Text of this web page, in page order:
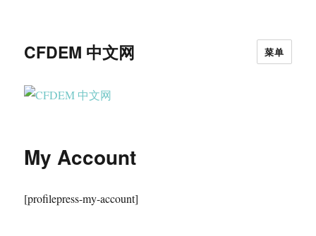
CFDEM 中文网 菜单
My Account
[profilepress-my-account]